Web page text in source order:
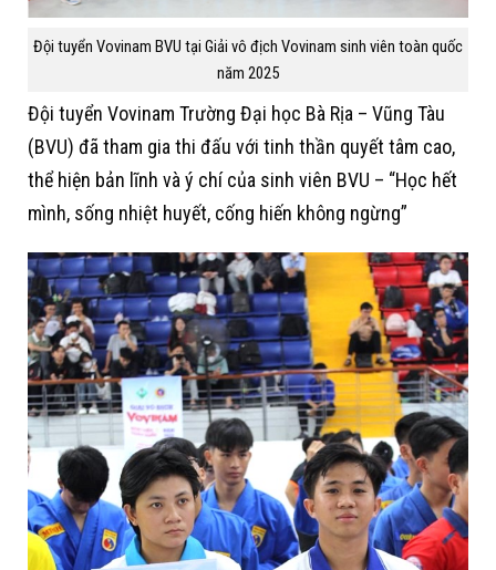
Đội tuyển Vovinam BVU tại Giải vô địch Vovinam sinh viên toàn quốc
năm 2025
Đội tuyển Vovinam Trường Đại học Bà Rịa – Vũng Tàu
(BVU) đã tham gia thi đấu với tinh thần quyết tâm cao,
thể hiện bản lĩnh và ý chí của sinh viên BVU – “Học hết
mình, sống nhiệt huyết, cống hiến không ngừng”